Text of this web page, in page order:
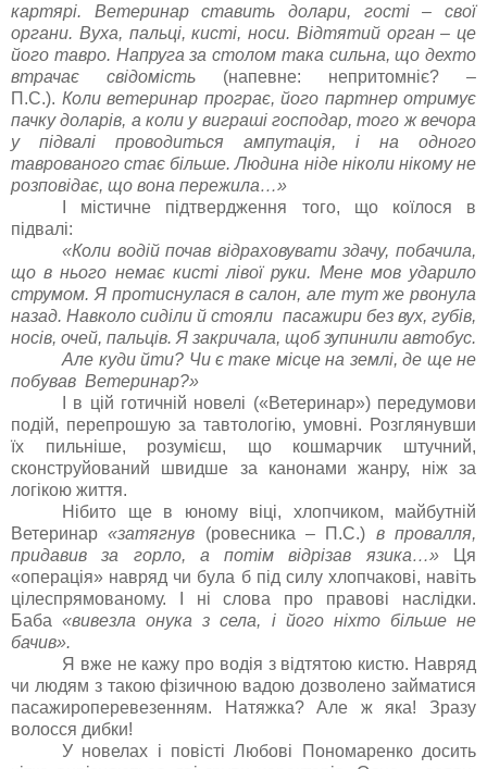
картярі. Ветеринар ставить долари, гості – свої
органи. Вуха, пальці, кисті, носи. Відтятий орган – це
його тавро. Напруга за столом така сильна, що дехто
втрачає свідомість (напевне: непритомніє? –
П.С.). Коли ветеринар програє, його партнер отримує
пачку доларів, а коли у виграші господар, того ж вечора
у підвалі проводиться ампутація, і на одного
таврованого стає більше. Людина ніде ніколи нікому не
розповідає, що вона пережила…»
І містичне підтвердження того, що коїлося в
підвалі:
«Коли водій почав відраховувати здачу, побачила,
що в нього немає кисті лівої руки. Мене мов ударило
струмом. Я протиснулася в салон, але тут же рвонула
назад. Навколо сиділи й стояли пасажири без вух, губів,
носів, очей, пальців. Я закричала, щоб зупинили автобус.
Але куди йти? Чи є таке місце на землі, де ще не
побував Ветеринар?»
І в цій готичній новелі («Ветеринар») передумови
подій, перепрошую за тавтологію, умовні. Розглянувши
їх пильніше, розумієш, що кошмарчик штучний,
сконструйований швидше за канонами жанру, ніж за
логікою життя.
Нібито ще в юному віці, хлопчиком, майбутній
Ветеринар«затягнув (ровесника – П.С.) в провалля,
придавив за горло, а потім відрізав язика…»Ця
«операція» навряд чи була б під силу хлопчакові, навіть
цілеспрямованому. І ні слова про правові наслідки.
Баба«вивезла онука з села, і його ніхто більше не
бачив».
Я вже не кажу про водія з відтятою кистю. Навряд
чи людям з такою фізичною вадою дозволено займатися
пасажироперевезенням. Натяжка? Але ж яка! Зразу
волосся дибки!
У новелах і повісті Любові Пономаренко досить